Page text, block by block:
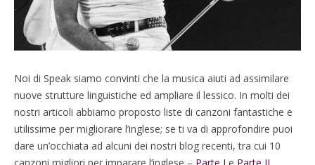
Noi di Speak siamo convinti che la musica aiuti ad assimilare
nuove strutture linguistiche ed ampliare il lessico. In molti dei
nostri articoli abbiamo proposto liste di canzoni fantastiche e
utilissime per migliorare l’inglese; se ti va di approfondire puoi
dare un’occhiata ad alcuni dei nostri blog recenti, tra cui 10